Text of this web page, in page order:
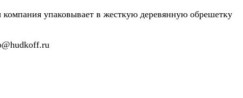
упаковывает в жесткую деревянную обрешетку